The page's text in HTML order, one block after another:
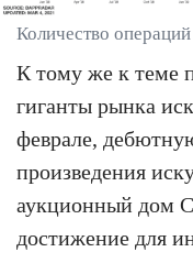
Количество
К тому же к теме
гиганты рынка
феврале,
произведения
аукционный дом
достижение для